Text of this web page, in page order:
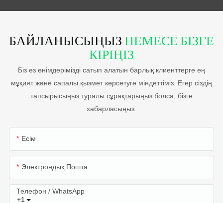
БАЙЛАНЫСЫҢЫЗНЕМЕСЕ БІЗГЕ
КІРІҢІЗ
Біз өз өнімдерімізді сатып алатын барлық клиенттерге ең
мұқият және сапалы қызмет көрсетуге міндеттіміз. Егер сіздің
тапсырысыңыз туралы сұрақтарыңыз болса, бізге
хабарласыңыз.
Есім
Электрондық Пошта
+1
Телефон / WhatsApp